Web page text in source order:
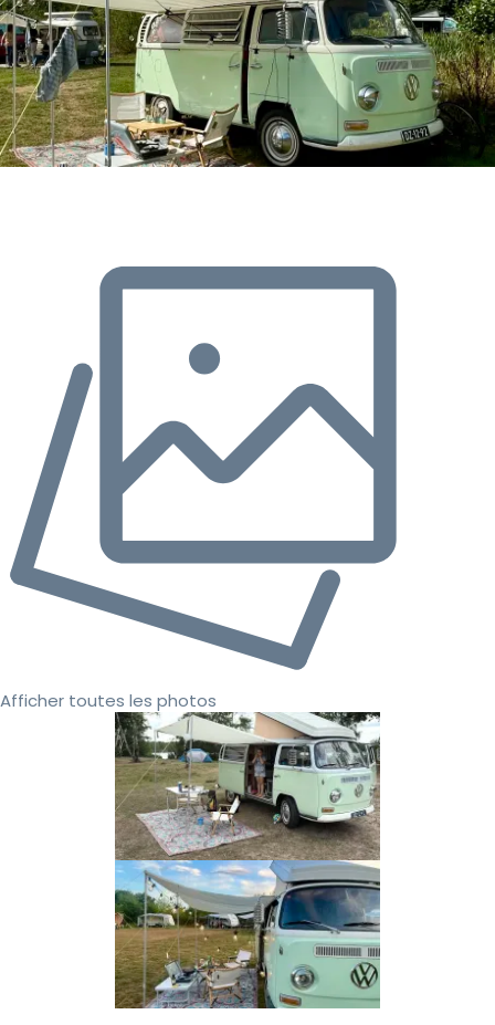
Afficher toutes les photos